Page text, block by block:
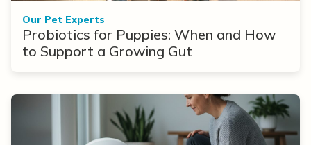
Our Pet Experts
Probiotics for Puppies: When and How
to Support a Growing Gut